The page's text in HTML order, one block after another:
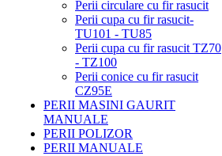
Perii circulare cu fir rasucit
Perii cupa cu fir rasucit-
TU101 - TU85
Perii cupa cu fir rasucit TZ70
- TZ100
Perii conice cu fir rasucit
CZ95E
PERII MASINI GAURIT
MANUALE
PERII POLIZOR
PERII MANUALE